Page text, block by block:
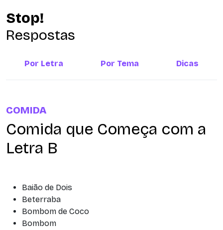
Stop!
Respostas
Por Letra Por Tema Dicas
COMIDA
Comida que Começa com a
Letra B
Baião de Dois
Beterraba
Bombom de Coco
Bombom